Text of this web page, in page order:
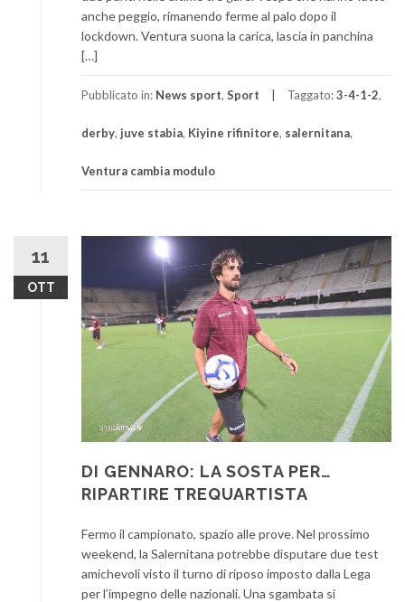
anche peggio, rimanendo ferme al palo dopo il
lockdown. Ventura suona la carica, lascia in panchina
[…]
Pubblicato in: News sport, Sport Taggato:3-4-1-2,
derby, juve stabia, Kiyine rifinitore, salernitana,
Ventura cambia modulo
11
OTT
DI GENNARO: LA SOSTA PER…
RIPARTIRE TREQUARTISTA
Fermo il campionato, spazio alle prove. Nel prossimo
weekend, la Salernitana potrebbe disputare due test
amichevoli visto il turno di riposo imposto dalla Lega
per l’impegno delle nazionali. Una sgambata si